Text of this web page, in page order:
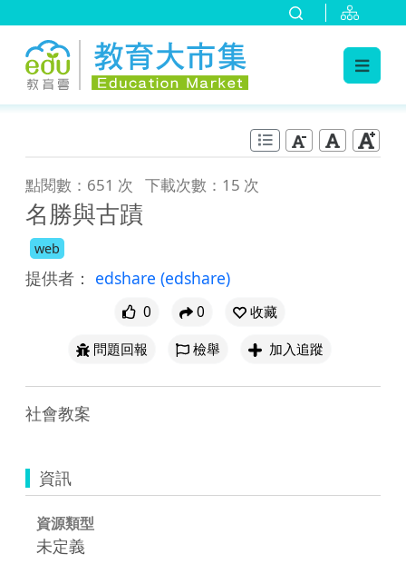
點閱數：651 次 下載次數：15 次
名勝與古蹟
web
提供者： edshare (edshare)
0 0
收藏
問題回報
檢舉 加入追蹤
社會教案
資訊
資源類型
未定義